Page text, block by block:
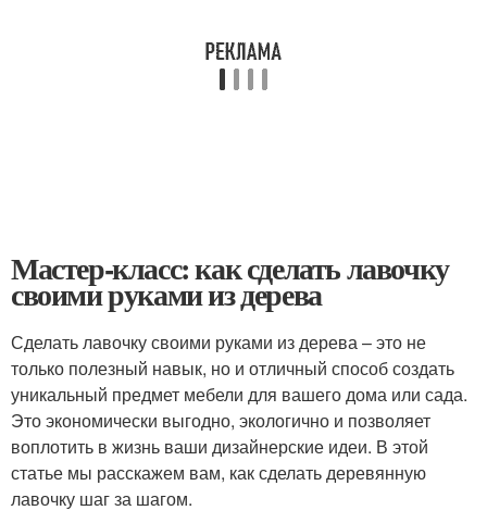
Мастер-класс: как сделать лавочку
своими руками из дерева
Сделать лавочку своими руками из дерева – это не
только полезный навык, но и отличный способ создать
уникальный предмет мебели для вашего дома или сада.
Это экономически выгодно, экологично и позволяет
воплотить в жизнь ваши дизайнерские идеи. В этой
статье мы расскажем вам, как сделать деревянную
лавочку шаг за шагом.